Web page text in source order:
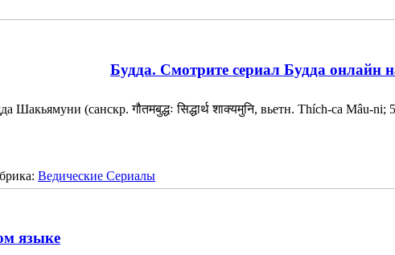
Будда. Смотрите сериал Будда онлайн
Шакьямуни (санскр. गौतमबुद्धः सिद्धार्थ शाक्यमुनि, вьетн. Thích-ca Mâu-
Ведические Сериалы
языке